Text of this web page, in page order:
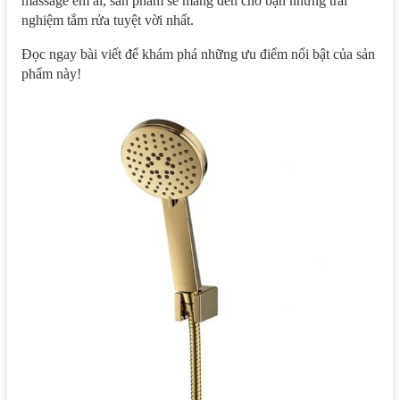
nghiệm tắm rửa tuyệt vời nhất.
Đọc ngay bài viết để khám phá những ưu điểm nổi bật của sản
phẩm này!